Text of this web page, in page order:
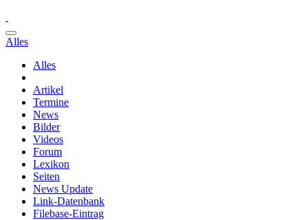
Alles
Alles
Artikel
Termine
News
Bilder
Videos
Forum
Lexikon
Seiten
News Update
Link-Datenbank
Filebase-Eintrag